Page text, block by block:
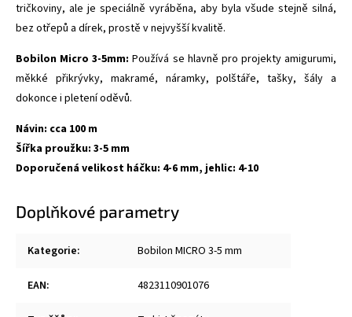
tričkoviny, ale je speciálně vyráběna, aby byla všude stejně silná,
bez otřepů a dírek, prostě v nejvyšší kvalitě.
Bobilon Micro 3-5mm: Používá se hlavně pro projekty amigurumi,
měkké přikrývky, makramé, náramky, polštáře, tašky, šály a
dokonce i pletení oděvů.
Návin: cca 100 m
Šířka proužku: 3-5 mm
Doporučená velikost háčku: 4-6 mm, jehlic: 4-10
Doplňkové parametry
Kategorie: Bobilon MICRO 3-5 mm
EAN: 4823110901076